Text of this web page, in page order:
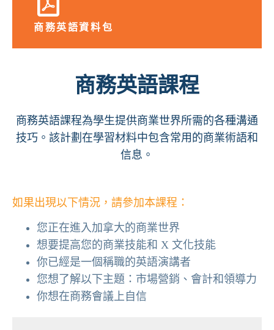
商務英語資料包
商務英語課程
商務英語課程為學生提供商業世界所需的各種溝通
技巧。該計劃在學習材料中包含常用的商業術語和
信息。
如果出現以下情況，請參加本課程：
您正在進入加拿大的商業世界
想要提高您的商業技能和 X 文化技能
你已經是一個稱職的英語演講者
您想了解以下主題：市場營銷、會計和領導力
你想在商務會議上自信